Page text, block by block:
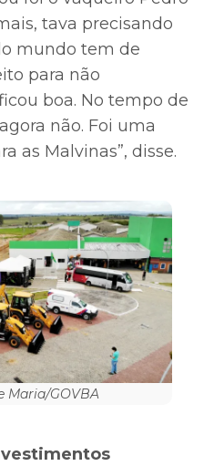
tava precisando
mundo tem de
para não
boa. No tempo de
não. Foi uma
as Malvinas”, disse.
Maria/GOVBA